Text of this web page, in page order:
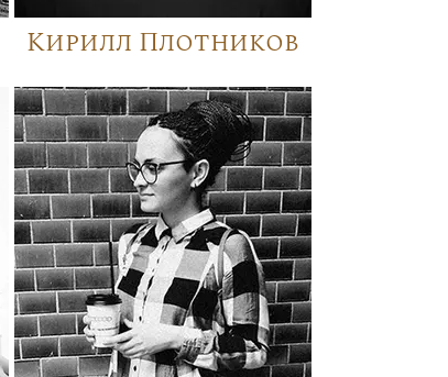
Кирилл Плотников